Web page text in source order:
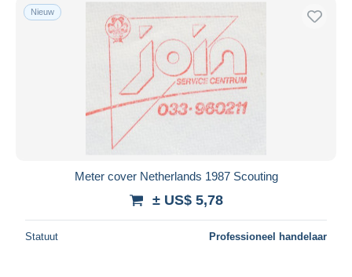
Nieuw
Meter cover Netherlands 1987 Scouting
± US$ 5,78
Statuut Professioneel handelaar